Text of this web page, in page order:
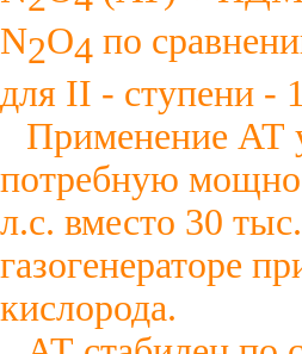
N2О4 по
для II - ступени -
Применение АТ
потребную
л.с. вместо 30
газогенераторе
кислорода.